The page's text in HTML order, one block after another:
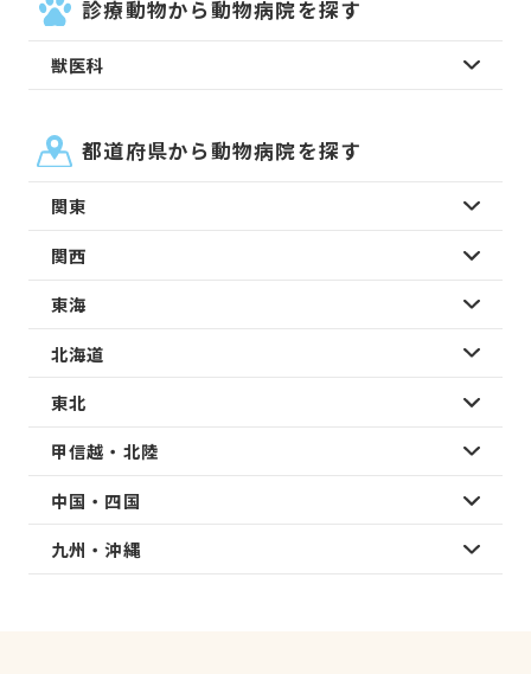
診療動物から動物病院を探す
獣医科
都道府県から動物病院を探す
関東
関西
東海
北海道
東北
甲信越・北陸
中国・四国
九州・沖縄